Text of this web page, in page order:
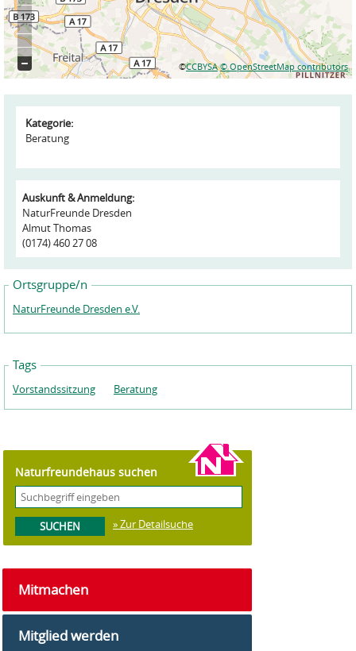
©CCBYSA © OpenStreetMap contributors
Kategorie:
Beratung
Auskunft & Anmeldung:
NaturFreunde Dresden
Almut Thomas
(0174) 460 27 08
Ortsgruppe/n
NaturFreunde Dresden e.V.
Tags
Vorstandssitzung Beratung
Naturfreundehaus suchen
» Zur Detailsuche
Mitmachen
Mitglied werden